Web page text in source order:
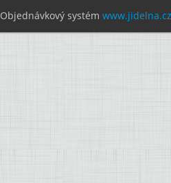
Objednávkový systém www.jidelna.cz